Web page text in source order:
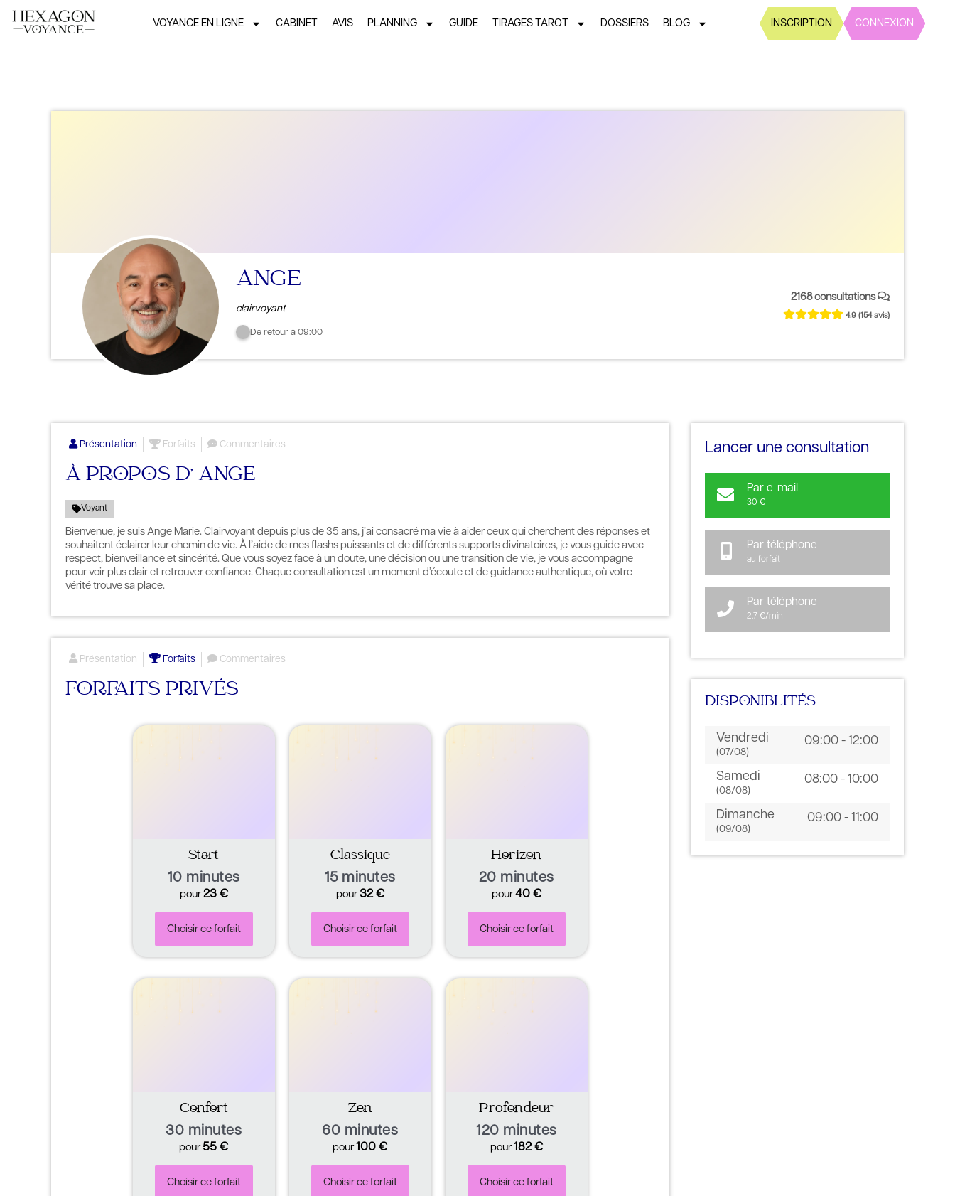
VOYANCE EN LIGNE CABINET AVIS PLANNING GUIDE TIRAGES TAROT DOSSIERS BLOG INSCRIPTION CONNEXION
ANGE
clairvoyant
De retour à 09:00
2168 consultations
4.9 (154 avis)
Présentation Forfaits Commentaires
À PROPOS D' ANGE
Voyant
Bienvenue, je suis Ange Marie. Clairvoyant depuis plus de 35 ans, j’ai consacré ma vie à aider ceux qui cherchent des réponses et
souhaitent éclairer leur chemin de vie. À l’aide de mes flashs puissants et de différents supports divinatoires, je vous guide avec
respect, bienveillance et sincérité. Que vous soyez face à un doute, une décision ou une transition de vie, je vous accompagne
pour voir plus clair et retrouver confiance. Chaque consultation est un moment d’écoute et de guidance authentique, où votre
vérité trouve sa place.
Présentation Forfaits Commentaires
FORFAITS PRIVÉS
Start
10 minutes
pour23 €
Choisir ce forfait
Classique
15 minutes
pour32 €
Choisir ce forfait
Horizon
20 minutes
pour40 €
Choisir ce forfait
Confort
30 minutes
pour 55 €
Choisir ce forfait
Zen
60 minutes
pour100 €
Choisir ce forfait
Profondeur
120 minutes
pour182 €
Choisir ce forfait
Lancer une consultation
Par e-mail
30 €
Par téléphone
au forfait
Par téléphone
2.7 €/min
DISPONIBLITÉS
Vendredi
(07/08)
09:00 - 12:00
Samedi
(08/08)
08:00 - 10:00
Dimanche
(09/08)
09:00 - 11:00